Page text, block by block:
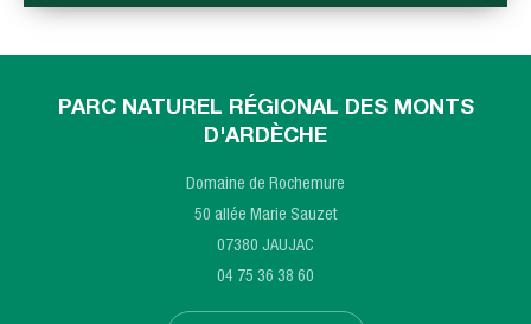
PARC NATUREL RÉGIONAL DES MONTS
D'ARDÈCHE
Domaine de Rochemure
50 allée Marie Sauzet
07380 JAUJAC
04 75 36 38 60